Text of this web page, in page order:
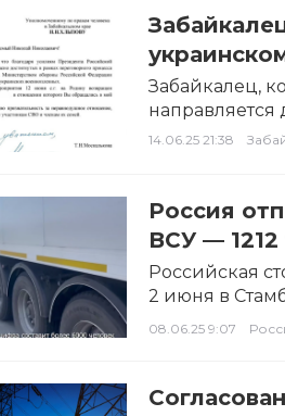
Забайкалец,
которых
14.06.25 21:38
Россия
ВСУ — 1212
Российская
2 июня в
гуманитарной…
08.06.25 9:07